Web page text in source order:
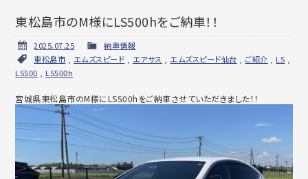
東松島市のM様にLS500hをご納車！！
2025.07.25
納車情報
東松島市
エムズスピード エアサス エムズスピード仙台 ご紹介 LS
LS500
LS500h
宮城県東松島市のM様にLS500hをご納車させていただきました！！